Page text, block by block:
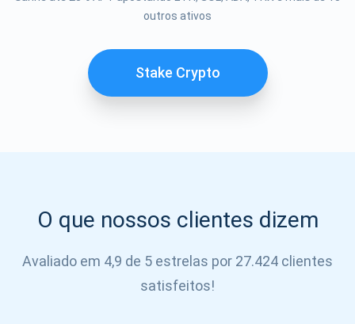
outros ativos
Stake Crypto
O que nossos clientes dizem
Avaliado em 4,9 de 5 estrelas por 27.424 clientes
satisfeitos!
SE
INSCREVER